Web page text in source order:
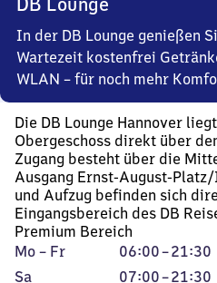
Uhr
In der DB Lounge genießen
Wartezeit kostenfrei
WLAN – für noch mehr
Die DB Lounge Hannover
Obergeschoss direkt über
Zugang besteht über die
Ausgang Ernst-August-
und Aufzug befinden sich
Eingangsbereich des DB
Premium Bereich
Montag
bis
Mo – Fr 06:00–21:30
Von
6
Samstag
Sa 07:00–21:30
Von